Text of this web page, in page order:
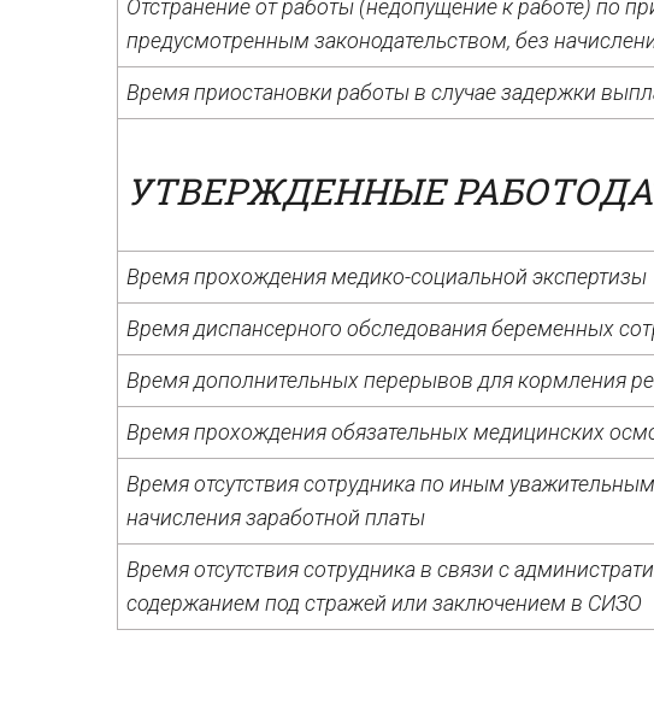
Отстранение от работы (недопущение к работе) по
предусмотренным законодательством, без
Время приостановки работы в случае задержки
УТВЕРЖДЕННЫЕ
Время прохождения медико-социальной экспертизы
Время диспансерного обследования беременных
Время дополнительных перерывов для кормления
Время прохождения обязательных медицинских
Время отсутствия сотрудника по иным
начисления заработной платы
Время отсутствия сотрудника в связи с
содержанием под стражей или заключением в СИЗО